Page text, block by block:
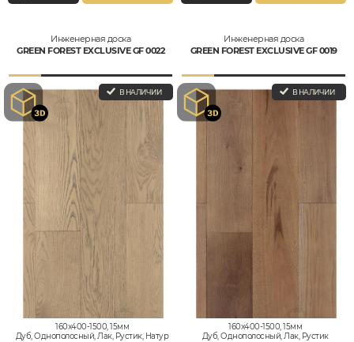
Инженерная доска
GREEN FOREST EXCLUSIVE GF 0022
В НАЛИЧИИ
160x400-1500, 15мм
Дуб, Однополосный, Лак, Рустик, Натур
Инженерная доска
GREEN FOREST EXCLUSIVE GF 0019
В НАЛИЧИИ
160x400-1500, 15мм
Дуб, Однополосный, Лак, Рустик